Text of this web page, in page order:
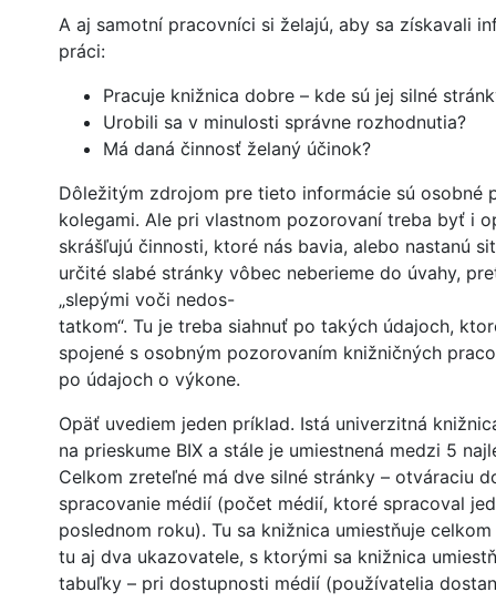
A aj samotní pracovníci si želajú, aby sa získavali
práci:
Pracuje knižnica dobre – kde sú jej silné
Urobili sa v minulosti správne rozhodnutia?
Má daná činnosť želaný účinok?
Dôležitým zdrojom pre tieto informácie sú osobné
kolegami. Ale pri vlastnom pozorovaní treba byť i
skrášľujú činnosti, ktoré nás bavia, alebo nastanú
určité slabé stránky vôbec neberieme do úvahy,
„slepými voči nedos-
tatkom“. Tu je treba siahnuť po takých údajoch,
spojené s osobným pozorovaním knižničných
po údajoch o výkone.
Opäť uvediem jeden príklad. Istá univerzitná
na prieskume BIX a stále je umiestnená medzi 5
Celkom zreteľné má dve silné stránky – otváraciu
spracovanie médií (počet médií, ktoré spracoval
poslednom roku). Tu sa knižnica umiestňuje
tu aj dva ukazovatele, s ktorými sa knižnica
tabuľky – pri dostupnosti médií (používatelia